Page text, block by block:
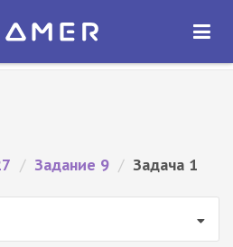
2027
ОТКРЫТЬ
/ Задание 9 / Задача 1